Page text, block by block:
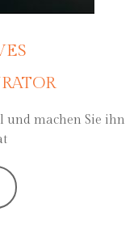
und machen Sie ihn